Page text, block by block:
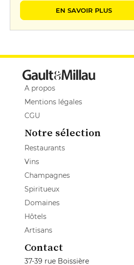
EN SAVOIR PLUS
A propos
Mentions légales
CGU
Notre sélection
Restaurants
Vins
Champagnes
Spiritueux
Domaines
Hôtels
Artisans
Contact
37-39 rue Boissière